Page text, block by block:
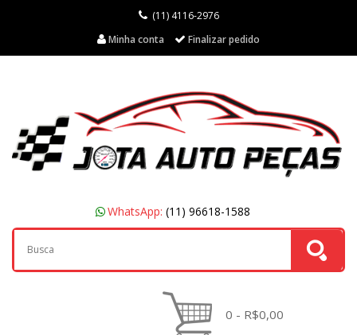
(11) 4116-2976
Minha conta
Finalizar pedido
WhatsApp: (11) 96618-1588
0 - R$0,00